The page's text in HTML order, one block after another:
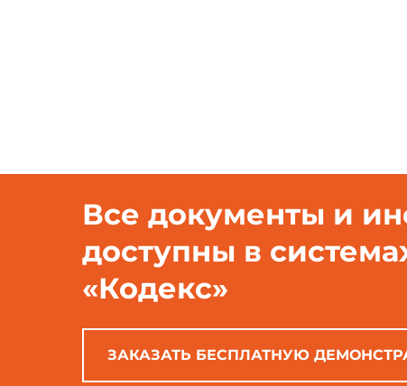
Все документы и
доступны в
«Кодекс»
ЗАКАЗАТЬ БЕСПЛАТНУЮ